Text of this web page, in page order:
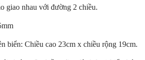
giao nhau với đường 2 chiều.
biển: Chiều cao 23cm x chiều rộng 19cm.